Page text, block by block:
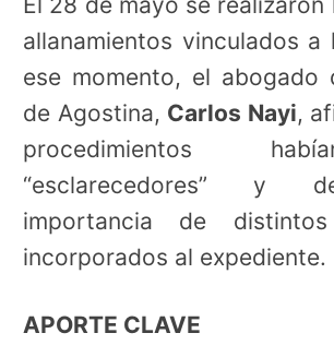
allanamientos vinculados a
ese momento, el abogado
de Agostina, Carlos Nayi,
procedimientos
“esclarecedores” y
importancia de distintos
incorporados al expediente.
APORTE CLAVE